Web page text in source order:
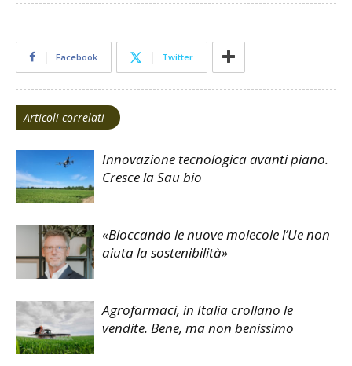
Facebook Twitter
Articoli correlati
Innovazione tecnologica avanti piano.
Cresce la Sau bio
«Bloccando le nuove molecole l’Ue non
aiuta la sostenibilità»
Agrofarmaci, in Italia crollano le
vendite. Bene, ma non benissimo